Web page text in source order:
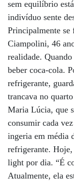
sem equilíbrio
indivíduo sente
Principalmente
Ciampolini, 46
realidade.
beber coca-cola.
refrigerante,
trancava no
Maria Lúcia, que
consumir cada
ingeria em média
refrigerante.
light por dia. “É
Atualmente, ela